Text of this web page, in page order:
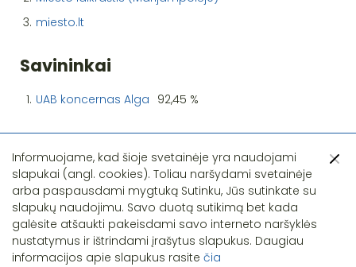
3. miesto.lt
Savininkai
1. UAB koncernas Alga 92,45 %
Pastebėjote klaidą?
Informuojame, kad šioje svetainėje yra naudojami
slapukai (angl. cookies). Toliau naršydami svetainėje
arba paspausdami mygtuką Sutinku, Jūs sutinkate su
slapukų naudojimu. Savo duotą sutikimą bet kada
galėsite atšaukti pakeisdami savo interneto naršyklės
nustatymus ir ištrindami įrašytus slapukus. Daugiau
informacijos apie slapukus rasite čia